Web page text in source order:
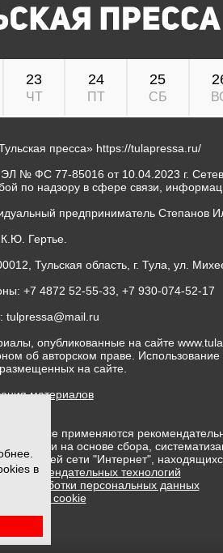
23
ЧТ
24
ПТ
25
СБ
пресса» https://tulapressa.ru/
ЭЛ № ФС 77-85016 от 10.04.2023 г.
по надзору в сфере связи,
предприниматель
Гертье.
Тульская область, г. Тула, ул.
+7 4872 52-55-33, +7 930-074-52-17
tulpressa@mail.ru
опубликованные на сайте
об авторском праве.
на сайте.
материалов
ресурсе применяются
на основе сбора,
сети "Интернет",
рекомендательных технологий
обработки персональных данных
файлов cookie
в